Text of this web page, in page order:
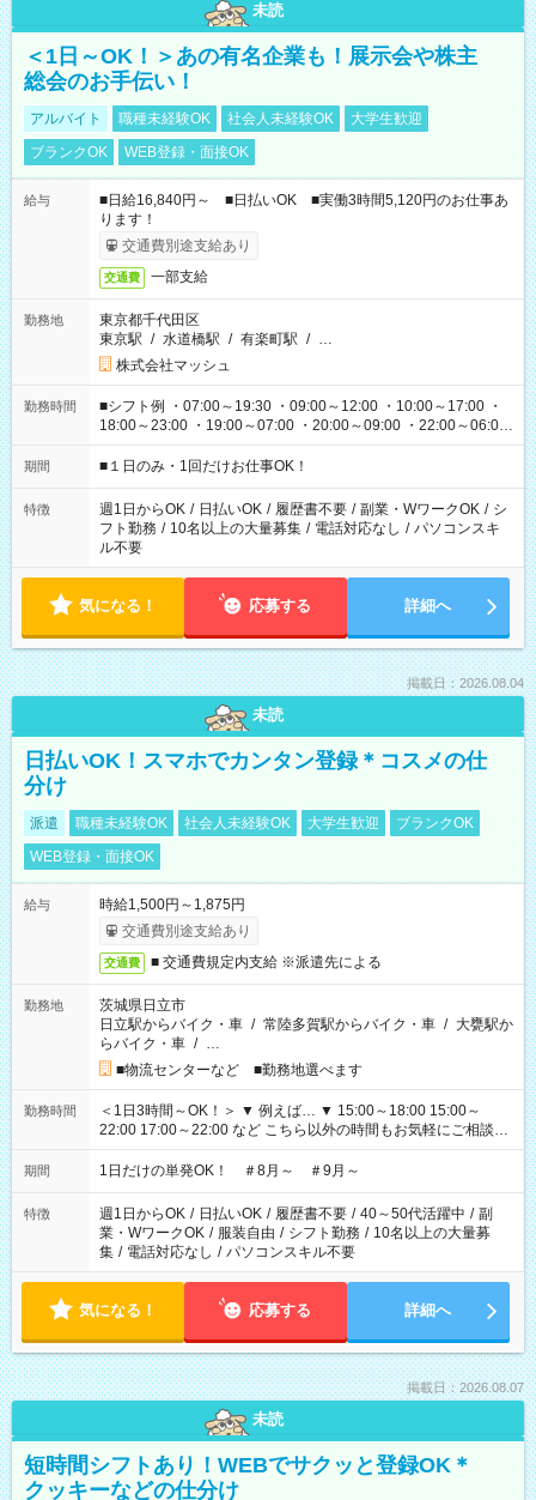
未読
＜1日～OK！＞あの有名企業も！展示会や株主
総会のお手伝い！
アルバイト 職種未経験OK 社会人未経験OK
大学生歓迎
ブランクOK
WEB登録・面接OK
給与
■日給16,840円～ ■日払いOK ■実働3時間5,120円のお仕事あ
ります！
交通費別途支給あり
交通費 一部支給
勤務地
東京都千代田区
東京駅 / 水道橋駅 / 有楽町駅 / …
株式会社マッシュ
勤務時間
■シフト例 ・07:00～19:30 ・09:00～12:00 ・10:00～17:00 ・
18:00～23:00 ・19:00～07:00 ・20:00～09:00 ・22:00～06:00
etc ★最短で3時間で5,120円のお仕事から 15時間で2万円近く稼
げるお仕事も！ ご希望のお時間に合わせてご紹介！ ※シフトは
ください！
期間 ■１日のみ・1回だけお仕事OK！
特徴 週1日からOK / 日払いOK / 履歴書不要 / 副業・WワークOK / シ
フト勤務 / 10名以上の大量募集 / 電話対応なし / パソコンスキ
ル不要
気になる！ 応募する 詳細へ
掲載日：2026.08.04
未読
日払いOK！スマホでカンタン登録＊コスメの仕
分け
派遣 職種未経験OK 社会人未経験OK 大学生歓迎
ブランクOK
WEB登録・面接OK
給与
時給1,500円～1,875円
交通費別途支給あり
交通費 ■ 交通費規定内支給 ※派遣先による
勤務地
茨城県日立市
日立駅からバイク・車 / 常陸多賀駅からバイク・車 / 大甕駅か
らバイク・車 / …
■物流センターなど ■勤務地選べます
勤務時間
＜1日3時間～OK！＞ ▼ 例えば… ▼ 15:00～18:00 15:00～
22:00 17:00～22:00 など こちら以外の時間もお気軽にご相談く
ださい！
期間 1日だけの単発OK！ ＃8月～ ＃9月～
特徴 週1日からOK / 日払いOK / 履歴書不要 / 40～50代活躍中 / 副
業・WワークOK / 服装自由 / シフト勤務 / 10名以上の大量募
集 / 電話対応なし / パソコンスキル不要
気になる！ 応募する 詳細へ
掲載日：2026.08.07
未読
短時間シフトあり！WEBでサクッと登録OK＊
クッキーなどの仕分け